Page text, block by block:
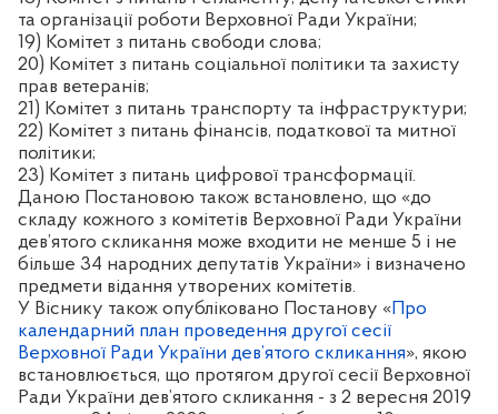
та організації роботи Верховної Ради України;
19) Комітет з питань свободи слова;
20) Комітет з питань соціальної політики та захисту
прав ветеранів;
21) Комітет з питань транспорту та інфраструктури;
22) Комітет з питань фінансів, податкової та митної
політики;
23) Комітет з питань цифрової трансформації.
Даною Постановою також встановлено, що «до
складу кожного з комітетів Верховної Ради України
дев’ятого скликання може входити не менше 5 і не
більше 34 народних депутатів України» і визначено
предмети відання утворених комітетів.
У Віснику також опубліковано Постанову «Про
календарний план проведення другої сесії
Верховної Ради України дев’ятого скликання», якою
встановлюється, що протягом другої сесії Верховної
Ради України дев’ятого скликання - з 2 вересня 2019